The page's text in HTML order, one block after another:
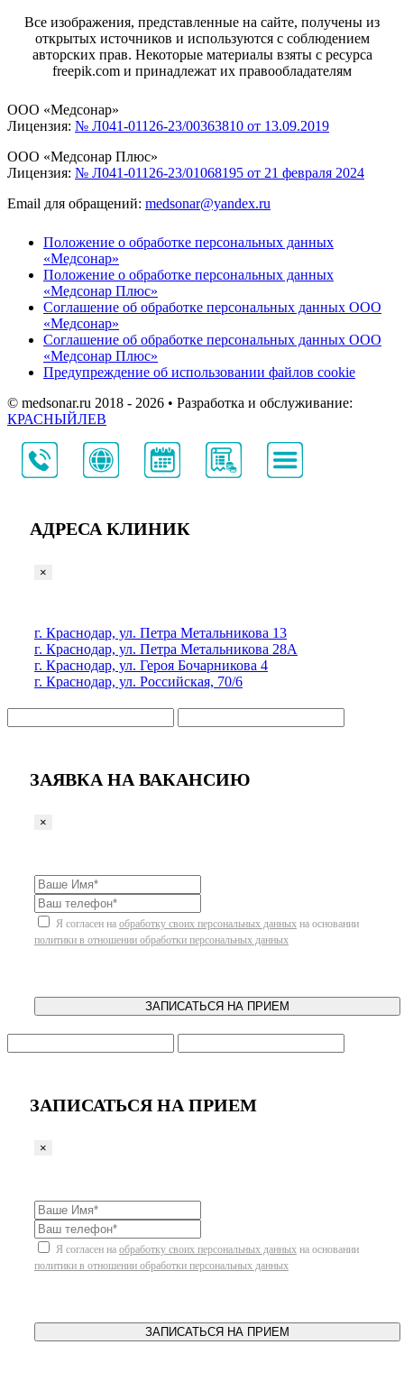
Все изображения, представленные на сайте, получены из
открытых источников и используются с соблюдением
авторских прав. Некоторые материалы взяты с ресурса
freepik.com и принадлежат их правообладателям
ООО «Медсонар»
Лицензия: № Л041-01126-23/00363810 от 13.09.2019
ООО «Медсонар Плюс»
Лицензия: № Л041-01126-23/01068195 от 21 февраля 2024
Email для обращений: medsonar@yandex.ru
Положение о обработке персональных данных
«Медсонар»
Положение о обработке персональных данных
«Медсонар Плюс»
Соглашение об обработке персональных данных ООО
«Медсонар»
Соглашение об обработке персональных данных ООО
«Медсонар Плюс»
Предупреждение об использовании файлов cookie
© medsonar.ru 2018 - 2026 • Разработка и обслуживание:
КРАСНЫЙЛЕВ
АДРЕСА КЛИНИК
×
г. Краснодар, ул. Петра Метальникова 13
г. Краснодар, ул. Петра Метальникова 28А
г. Краснодар, ул. Героя Бочарникова 4
г. Краснодар, ул. Российская, 70/6
ЗАЯВКА НА ВАКАНСИЮ
×
Я согласен на обработку своих персональных данных на основании
политики в отношении обработки персональных данных
ЗАПИСАТЬСЯ НА ПРИЕМ
ЗАПИСАТЬСЯ НА ПРИЕМ
×
Я согласен на обработку своих персональных данных на основании
политики в отношении обработки персональных данных
ЗАПИСАТЬСЯ НА ПРИЕМ